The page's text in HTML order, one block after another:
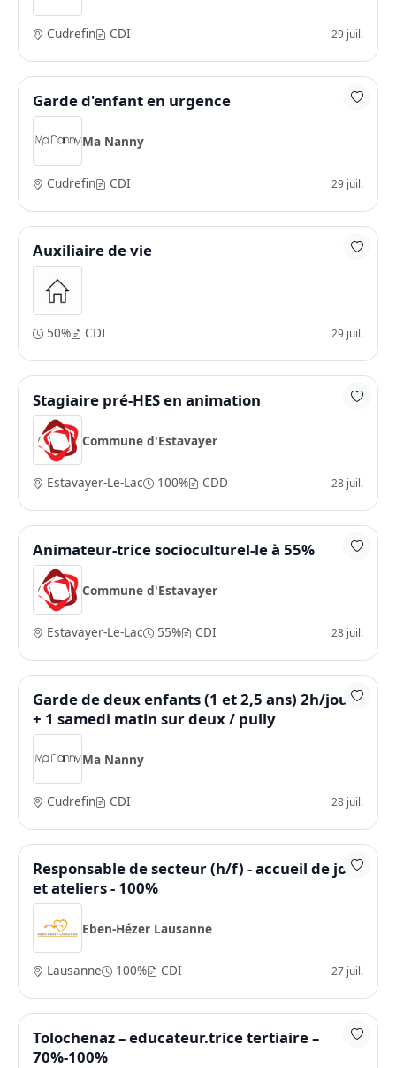
Cudrefin CDI 29 juil.
Garde d'enfant en urgence
Ma Nanny
Cudrefin CDI 29 juil.
Auxiliaire de vie
50% CDI 29 juil.
Stagiaire pré-HES en animation
Commune d'Estavayer
Estavayer-Le-Lac 100% CDD 28 juil.
Animateur-trice socioculturel-le à 55%
Commune d'Estavayer
Estavayer-Le-Lac 55% CDI 28 juil.
Garde de deux enfants (1 et 2,5 ans) 2h/jour
+ 1 samedi matin sur deux / pully
Ma Nanny
Cudrefin CDI 28 juil.
Responsable de secteur (h/f) - accueil de jour
et ateliers - 100%
Eben-Hézer Lausanne
Lausanne 100% CDI 27 juil.
Tolochenaz – educateur.trice tertiaire –
70%-100%